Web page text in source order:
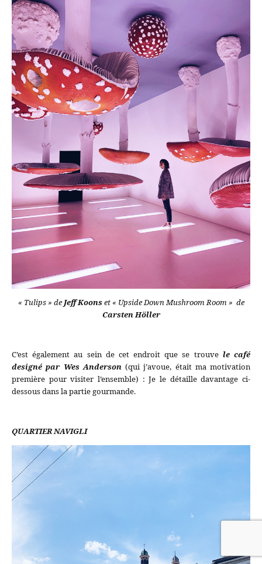
« Tulips » deJeff Koonset « Upside Down Mushroom Room » de
Carsten Höller
C’est également au sein de cet endroit que se trouve le café
designé par Wes Anderson(qui j’avoue, était ma motivation
première pour visiter l’ensemble) : Je le détaille davantage ci-
dessous dans la partie gourmande.
QUARTIER NAVIGLI